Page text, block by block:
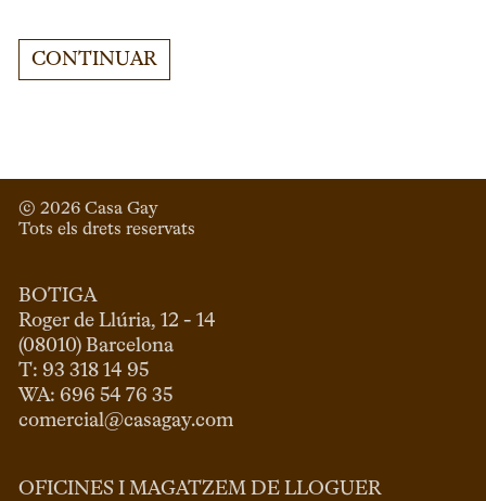
CONTINUAR
© 2026 Casa Gay
Tots els drets reservats
BOTIGA
Roger de Llúria, 12 - 14
(08010) Barcelona
T: 93 318 14 95
comercial@casagay.com
OFICINES I MAGATZEM DE LLOGUER